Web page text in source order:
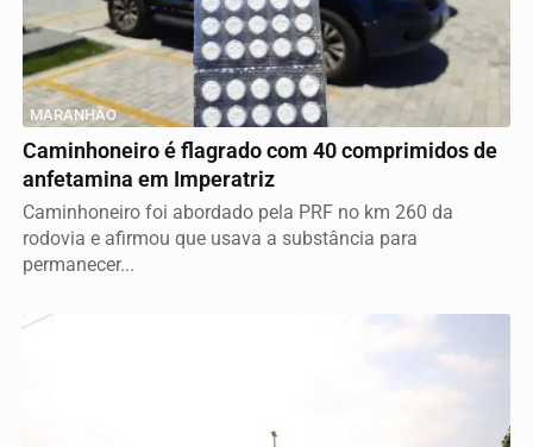
MARANHÃO
Caminhoneiro é flagrado com 40 comprimidos de
anfetamina em Imperatriz
Caminhoneiro foi abordado pela PRF no km 260 da
rodovia e afirmou que usava a substância para
permanecer...